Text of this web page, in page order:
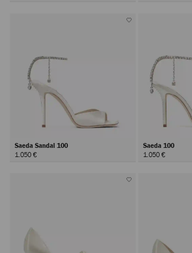
Saeda Sandal 100
1.050 €
Saeda 100
1.050 €